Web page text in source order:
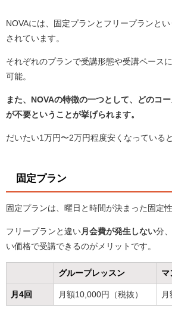
NOVAには、固定プランとフリープランと
されています。
それぞれのプランで受講形態や受講ペース
可能。
また、NOVAの特徴の一つとして、どのコ
が不要ということが挙げられます。
だいたい1万円〜2万円程度安くなっている
固定プラン
固定プランは、曜日と時間が決まった固定性
フリープランと違い 月会費が発生しない分
い価格で受講できるのがメリットです。
グループレッスン マ
月4回 月額10,000円（税抜）